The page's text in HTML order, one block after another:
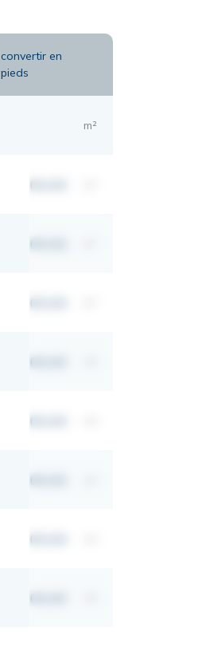
convertir en
pieds
m²
00,00
00,00
00,00
00,00
00,00
00,00
00,00
00,00